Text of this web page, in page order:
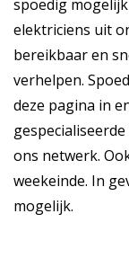
spoedig
elektriciens uit
bereikbaar en
verhelpen.
deze pagina in
ons netwerk.
weekeinde. In
mogelijk.